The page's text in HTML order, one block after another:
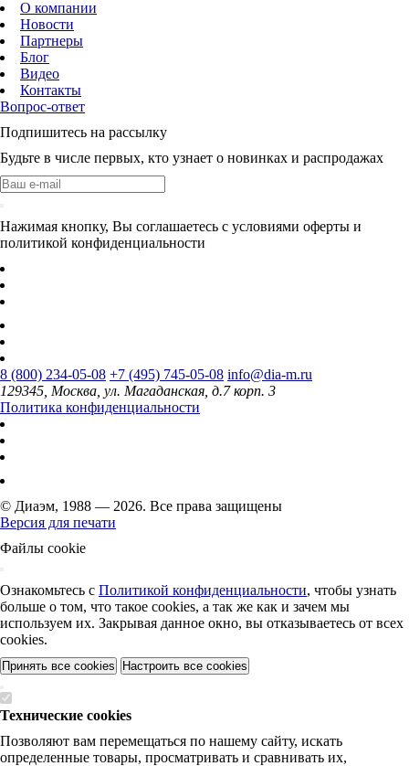
О компании
Новости
Партнеры
Блог
Видео
Контакты
Вопрос-ответ
Подпишитесь на рассылку
Будьте в числе первых, кто узнает о новинках и распродажах
Нажимая кнопку, Вы соглашаетесь с условиями оферты и
политикой конфиденциальности
8 (800) 234-05-08 +7 (495) 745-05-08 info@dia-m.ru
129345, Москва, ул. Магаданская, д.7 корп. 3
Политика конфиденциальности
© Диаэм, 1988 — 2026. Все права защищены
Версия для печати
Файлы cookie
Ознакомьтесь с Политикой конфиденциальности, чтобы узнать
больше о том, что такое cookies, а так же как и зачем мы
используем их. Закрывая данное окно, вы отказываетесь от всех
cookies.
Принять все cookies Настроить все cookies
Технические cookies
Позволяют вам перемещаться по нашему сайту, искать
определенные товары, просматривать и сравнивать их,